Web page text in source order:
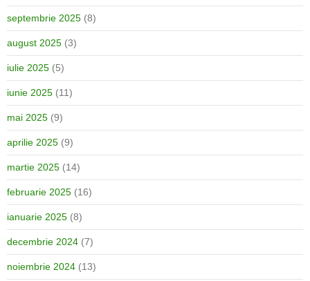
septembrie 2025 (8)
august 2025 (3)
iulie 2025 (5)
iunie 2025 (11)
mai 2025 (9)
aprilie 2025 (9)
martie 2025 (14)
februarie 2025 (16)
ianuarie 2025 (8)
decembrie 2024 (7)
noiembrie 2024 (13)